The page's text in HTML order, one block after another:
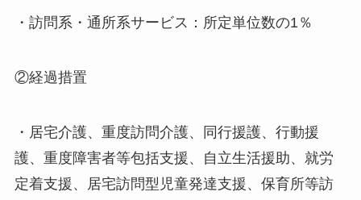
・訪問系・通所系サービス：所定単位数の1％
②経過措置
・居宅介護、重度訪問介護、同行援護、行動援
護、重度障害者等包括支援、自立生活援助、就労
定着支援、居宅訪問型児童発達支援、保育所等訪